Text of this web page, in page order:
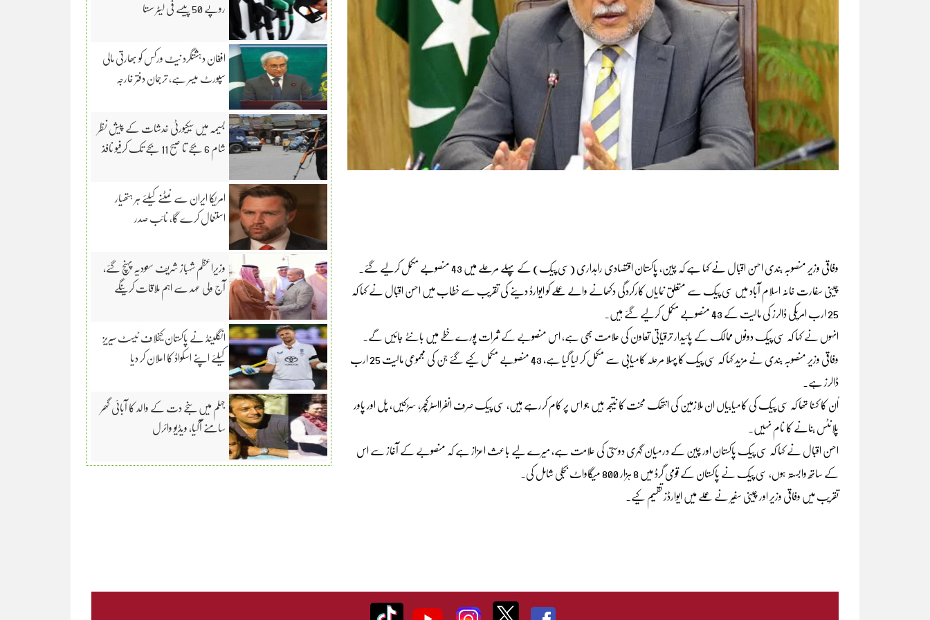
وفاقی وزیر منصوبہ بندی احسن اقبال نے کہا ہے کہ چین، پاکستان اقتصادی راہداری (سی پیک) کے پہلے مرحلے میں 43 منصوبے مکمل کرلیے گئے۔
چینی سفارت خانہ اسلام آباد میں سی پیک سے متعلق نمایاں کارکردگی دکھانے والے عملے کو ایوارڈ دینے کی تقریب سے خطاب میں احسن اقبال نے کہا کہ
25 ارب امریکی ڈالرز کی مالیت کے 43 منصوبے مکمل کرلیے گئے ہیں۔
انہوں نے کہا کہ سی پیک دونوں ممالک کے پائیدار ترقیاتی تعاون کی علامت بھی ہے، اس منصوبے کے ثمرات پورے خطے میں بانٹے جائیں گے۔
وفاقی وزیر منصوبہ بندی نے مزید کہا کہ سی پیک کا پہلا مرحلہ کامیابی سے مکمل کر لیا گیا ہے، 43 منصوبے مکمل کیے گئے جن کی مجموعی مالیت 25 ارب
ڈالرز ہے۔
اُن کا کہنا تھا کہ سی پیک کی کامیابیاں ان ملازمین کی انتھک محنت کا نتیجہ ہیں جو اس پر کام کررہے ہیں، سی پیک صرف انفرااسٹرکچر، سڑکیں، پل اور پاور
پلانٹس بنانے کا نام نہیں۔
احسن اقبال نے کہا کہ سی پیک پاکستان اور چین کے درمیان گہری دوستی کی علامت ہے، میرے لیے باعث اعزاز ہے کہ منصوبے کے آغاز سے اس
کے ساتھ وابستہ ہوں، سی پیک نے پاکستان کے قومی گرڈ میں 8 ہزار 800 میگاواٹ بجلی شامل کی۔
تقریب میں وفاقی وزیر اور چینی سفیر نے عملے میں ایوارڈز تقسیم کیے۔
روپے 50 پیسے فی لیٹر سستا
افغان دہشتگرد نیٹ ورکس کو بھارتی مالی
سپورٹ میسر ہے، ترجمان دفتر خارجہ
بسیمہ میں سیکیورٹی خدشات کے پیش نظر
شام 6 بجے تا صبح 11 بجے تک کرفیو نافذ
امریکا ایران سے نمٹنے کیلئے ہر ہتھیار
استعمال کرے گا، نائب صدر
وزیراعظم شہباز شریف سعودیہ پہنچ گئے،
آج ولی عہد سے اہم ملاقات کرینگے
انگلینڈ نے پاکستان کیخلاف ٹیسٹ سیریز
کیلئے اپنے اسکواڈ کا اعلان کر دیا
جہلم میں سنجے دت کے والد کا آبائی گھر
سامنے آگیا، ویڈیو وائرل